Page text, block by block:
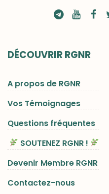
DÉCOUVRIR RGNR
A propos de RGNR
Vos Témoignages
Questions fréquentes
SOUTENEZ RGNR !
Devenir Membre RGNR
Contactez-nous